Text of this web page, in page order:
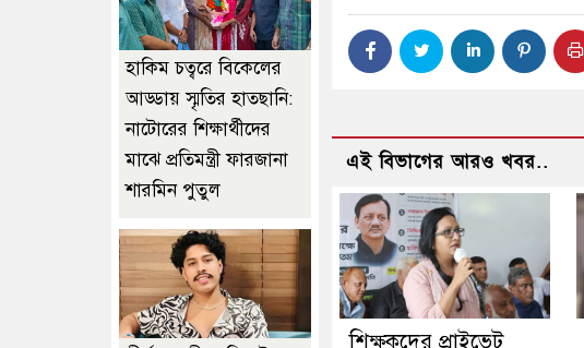
এই বিভাগের আরও খবর..
শিক্ষকদের প্রাইভেট
হাকিম চত্বরে বিকেলের
আড্ডায় স্মৃতির হাতছানি:
নাটোরের শিক্ষার্থীদের
মাঝে প্রতিমন্ত্রী ফারজানা
শারমিন পুতুল